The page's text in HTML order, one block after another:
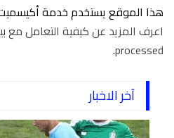
هذا الموقع يستخدم خدمة أكيسميت
اعرف المزيد عن كيفية التعامل مع
processed
.
آخر الاخبار